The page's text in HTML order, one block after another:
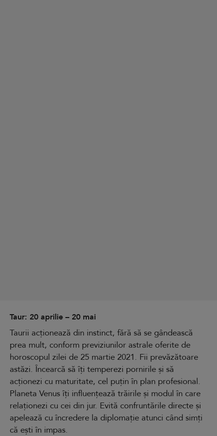
Taur: 20 aprilie – 20 mai
Taurii acționează din instinct, fără să se gândească
prea mult, conform previziunilor astrale oferite de
horoscopul zilei de 25 martie 2021. Fii prevăzătoare
astăzi. Încearcă să îți temperezi pornirile și să
acționezi cu maturitate, cel puțin în plan profesional.
Planeta Venus îți influențează trăirile și modul în care
relaționezi cu cei din jur. Evită confruntările directe și
apelează cu încredere la diplomație atunci când simți
că ești în impas.